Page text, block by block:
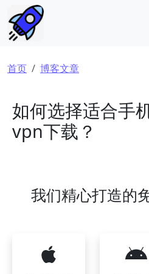
跳转到主要内容
面包屑
首页 博客文章
如何选择适合手
vpn下载？
我们精心打造的